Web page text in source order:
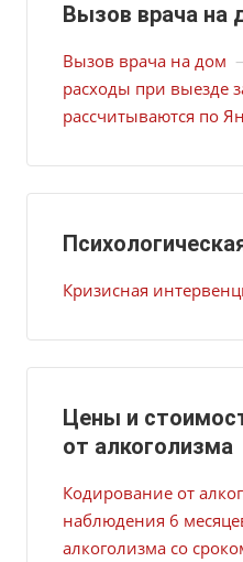
Вызов врача на
Вызов врача на дом
расходы при выезде
рассчитываются по
Кризисная
Цены и
от алкоголизма
Кодирование от
наблюдения 6
алкоголизма со